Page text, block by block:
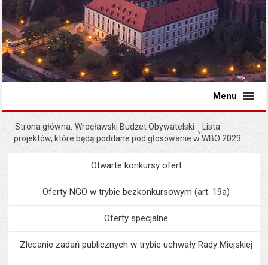
Menu
Strona główna Wrocławski Budżet Obywatelski
Lista
projektów, które będą poddane pod głosowanie w WBO 2023
MenuOrganizacje pozarządowe
Otwarte konkursy ofert
Oferty NGO w trybie bezkonkursowym (art. 19a)
Oferty specjalne
Zlecanie zadań publicznych w trybie uchwały Rady Miejskiej